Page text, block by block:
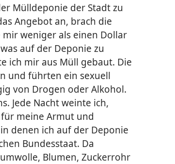
Mülldeponie der Stadt zu
Angebot an, brach die
mir weniger als einen Dollar
auf der Deponie zu
ich mir aus Müll gebaut. Die
und führten ein sexuell
von Drogen oder Alkohol.
Jede Nacht weinte ich,
meine Armut und
denen ich auf der Deponie
Bundesstaat. Da
Blumen, Zuckerrohr